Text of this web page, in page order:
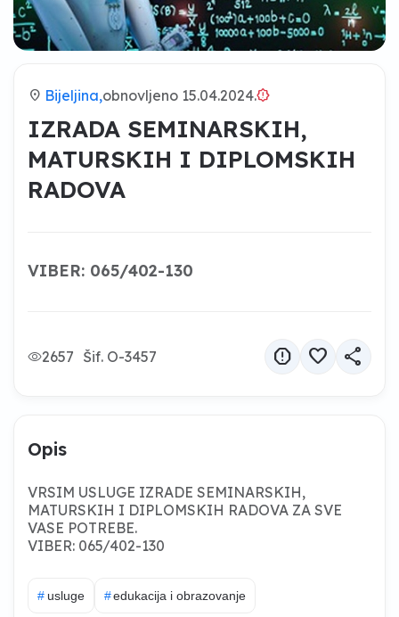
location_on Bijeljina,obnovljeno 15.04.2024.brightness_alert
IZRADA SEMINARSKIH,
MATURSKIH I DIPLOMSKIH
RADOVA
VIBER: 065/402-130
2657 Šif. O-3457 report favorite share
Opis
VRSIM USLUGE IZRADE SEMINARSKIH,
MATURSKIH I DIPLOMSKIH RADOVA ZA SVE
VASE POTREBE.
VIBER: 065/402-130
# usluge #edukacija i obrazovanje